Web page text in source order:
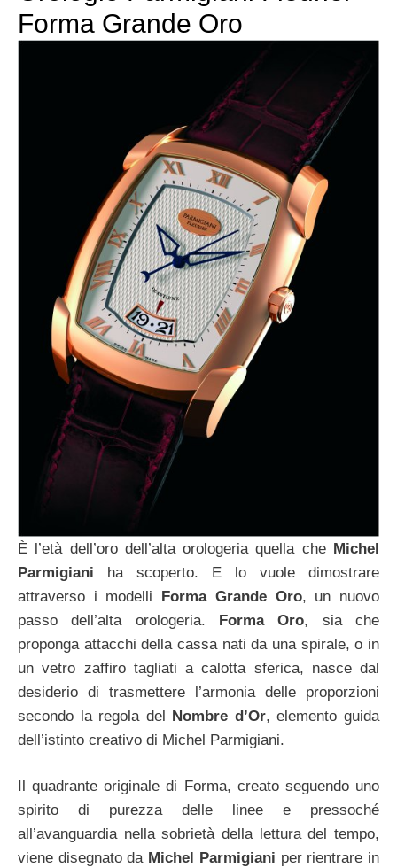
Forma Grande Oro
È l’età dell’oro dell’alta orologeria quella che Michel
Parmigiani ha scoperto. E lo vuole dimostrare
attraverso i modelli Forma Grande Oro, un nuovo
passo dell’alta orologeria. Forma Oro, sia che
proponga attacchi della cassa nati da una spirale, o in
un vetro zaffiro tagliati a calotta sferica, nasce dal
desiderio di trasmettere l’armonia delle proporzioni
secondo la regola del Nombre d’Or, elemento guida
dell’istinto creativo di Michel Parmigiani.
Il quadrante originale di Forma, creato seguendo uno
spirito di purezza delle linee e pressoché
all’avanguardia nella sobrietà della lettura del tempo,
viene disegnato da Michel Parmigiani per rientrare in